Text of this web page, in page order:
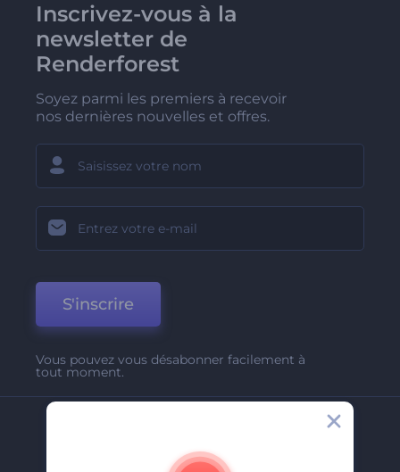
Inscrivez-vous à la
newsletter de
Renderforest
Soyez parmi les premiers à recevoir
nos dernières nouvelles et offres.
S'inscrire
Vous pouvez vous désabonner facilement à
tout moment.
A Propos De Nous